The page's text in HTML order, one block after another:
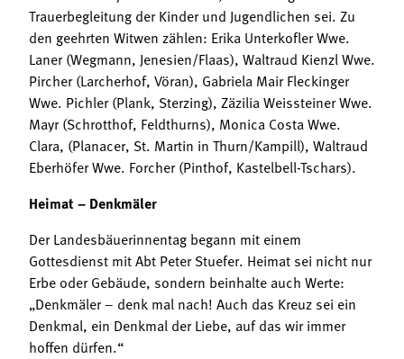
Trauerbegleitung der Kinder und Jugendlichen sei. Zu
den geehrten Witwen zählen: Erika Unterkofler Wwe.
Laner (Wegmann, Jenesien/Flaas), Waltraud Kienzl Wwe.
Pircher (Larcherhof, Vöran), Gabriela Mair Fleckinger
Wwe. Pichler (Plank, Sterzing), Zäzilia Weissteiner Wwe.
Mayr (Schrotthof, Feldthurns), Monica Costa Wwe.
Clara, (Planacer, St. Martin in Thurn/Kampill), Waltraud
Eberhöfer Wwe. Forcher (Pinthof, Kastelbell-Tschars).
Heimat – Denkmäler
Der Landesbäuerinnentag begann mit einem
Gottesdienst mit Abt Peter Stuefer. Heimat sei nicht nur
Erbe oder Gebäude, sondern beinhalte auch Werte:
„Denkmäler – denk mal nach! Auch das Kreuz sei ein
Denkmal, ein Denkmal der Liebe, auf das wir immer
hoffen dürfen.“